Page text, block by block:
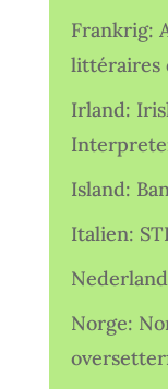
Frankrig:
littéraires
Irland:
Island:
Italien:
Norge: